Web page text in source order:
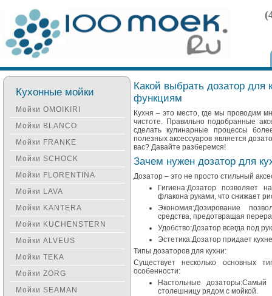
Какой выбрать дозатор
функциям
Кухня – это место, где мы проводим
чистоте. Правильно подобранные
сделать кулинарные процессы
полезных аксессуаров является
вас? Давайте разберемся!
Зачем нужен дозатор для
Дозатор – это не просто стильный
Гигиена:Дозатор позволяет
флакона руками, что снижает
Экономия:Дозирование
средства, предотвращая
Удобство:Дозатор всегда под
Эстетика:Дозатор придает
Типы дозаторов для кухни:
Существует несколько основных
особенности:
Настольные дозаторы:Самый
столешницу рядом с мойкой.
Кухонные мойки
Мойки OMOIKIRI
Мойки BLANCO
Мойки FRANKE
Мойки SCHOCK
Мойки FLORENTINA
Мойки LAVA
Мойки KANTERA
Мойки KUCHENSTERN
Мойки ALVEUS
Мойки TEKA
Мойки ZORG
Мойки SEAMAN